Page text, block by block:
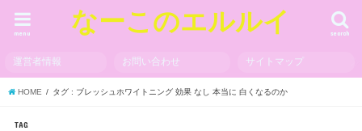
なーこのエルルイ search
menu
運営者情報 お問い合わせ サイトマップ
HOME タグ : ブレッシュホワイトニング 効果 なし 本当に 白くなるのか
TAG